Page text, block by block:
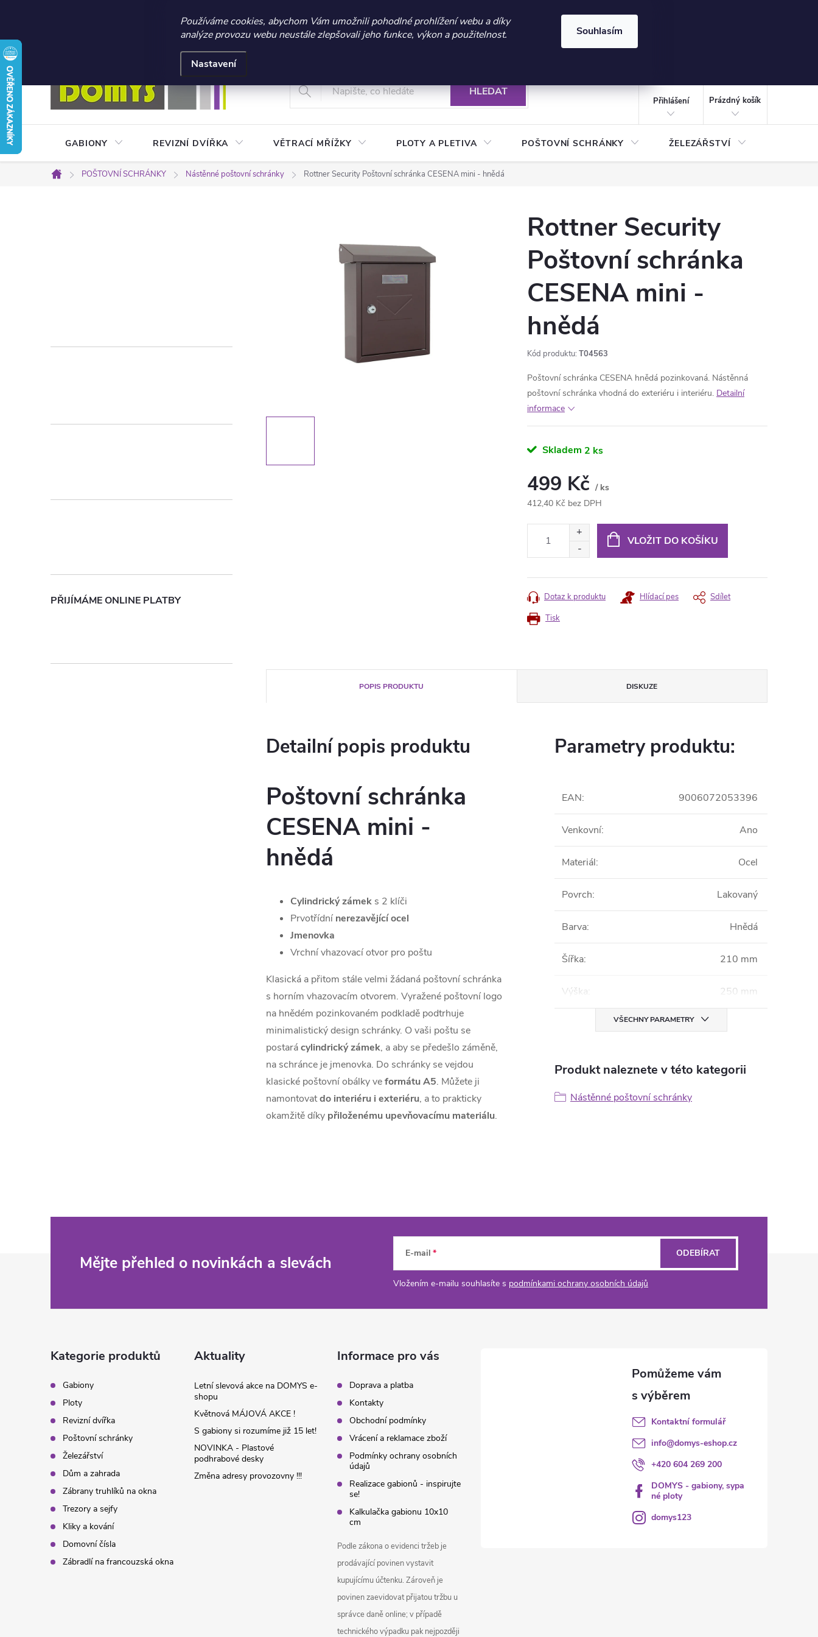
☀️ LETNÍ AKCE 2026 – sleva 300 Kč při nákupu nad 3.000 Kč | Platnost do 21.9.2026 ⏰ | Kód: LÉTO2026
Používáme cookies, abychom Vám umožnili pohodlné prohlížení webu a díky
analýze provozu webu neustále zlepšovali jeho funkce, výkon a použitelnost.
Nastavení
Souhlasím
Přejít
na
obsah
+420 604 269 200
Obchodní podmínky Vrácení a reklamace zboží Podmínky ochrany osobních údajů
HLEDAT
Přihlášení
KOŠÍK
Prázdný košík
GABIONY REVIZNÍ DVÍŘKA VĚTRACÍ MŘÍŽKY PLOTY A PLETIVA POŠTOVNÍ SCHRÁNKY ŽELEZÁŘSTVÍ
Domů
POŠTOVNÍ SCHRÁNKY Nástěnné poštovní schránky Rottner Security Poštovní schránka CESENA mini - hnědá
r
p
e
PŘIJÍMÁME ONLINE PLATBY
Rottner Security
Poštovní schránka
CESENA mini -
hnědá
Kód produktu: T04563
Poštovní schránka CESENA hnědá pozinkovaná. Nástěnná
poštovní schránka vhodná do exteriéru i interiéru. Detailní
informace
Skladem 2 ks
499 Kč / ks
412,40 Kč bez DPH
VLOŽIT DO KOŠÍKU
Tisk
Dotaz k produktu Hlídací pes Sdílet
POPIS PRODUKTU DISKUZE
Detailní popis produktu
Poštovní schránka
CESENA mini -
hnědá
Cylindrický zámek s 2 klíči
Prvotřídní nerezavějící ocel
Jmenovka
Vrchní vhazovací otvor pro poštu
Klasická a přitom stále velmi žádaná poštovní schránka
s horním vhazovacím otvorem. Vyražené poštovní logo
na hnědém pozinkovaném podkladě podtrhuje
minimalistický design schránky. O vaši poštu se
postarácylindrický zámek, a aby se předešlo záměně,
na schránce je jmenovka. Do schránky se vejdou
klasické poštovní obálky veformátu A5. Můžete ji
namontovatdo interiéru i exteriéru, a to prakticky
okamžitě díky přiloženému upevňovacímu materiálu.
Parametry produktu:
EAN: 9006072053396
Venkovní: Ano
Materiál: Ocel
Povrch: Lakovaný
Barva: Hnědá
Šířka: 210 mm
Výška: 250 mm
VŠECHNY PARAMETRY
Produkt naleznete v této kategorii
Nástěnné poštovní schránky
Mějte přehled o novinkách a slevách E-mail
Vložením e-mailu souhlasíte s podmínkami ochrany osobních údajů
ODEBÍRAT
Kategorie produktů
Gabiony
Ploty
Revizní dvířka
Poštovní schránky
Železářství
Dům a zahrada
Zábrany truhlíků na okna
Trezory a sejfy
Kliky a kování
Domovní čísla
Zábradlí na francouzská okna
Aktuality
Letní slevová akce na DOMYS e-
shopu
Květnová MÁJOVÁ AKCE !
S gabiony si rozumíme již 15 let!
NOVINKA - Plastové
podhrabové desky
Změna adresy provozovny !!!
Informace pro vás
Doprava a platba
Kontakty
Obchodní podmínky
Vrácení a reklamace zboží
Podmínky ochrany osobních
údajů
Realizace gabionů - inspirujte
se!
Kalkulačka gabionu 10x10
cm
Podle zákona o evidenci tržeb je
prodávající povinen vystavit
kupujícímu účtenku. Zároveň je
povinen zaevidovat přijatou tržbu u
správce daně online; v případě
technického výpadku pak nejpozději
Kontaktní formulář
info@domys-eshop.cz
+420 604 269 200
DOMYS - gabiony, sypa
né ploty
domys123